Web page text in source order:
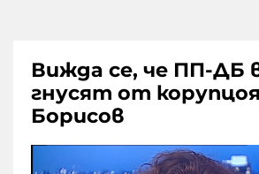
Вижда се, че ПП-ДБ
гнусят от
Борисов